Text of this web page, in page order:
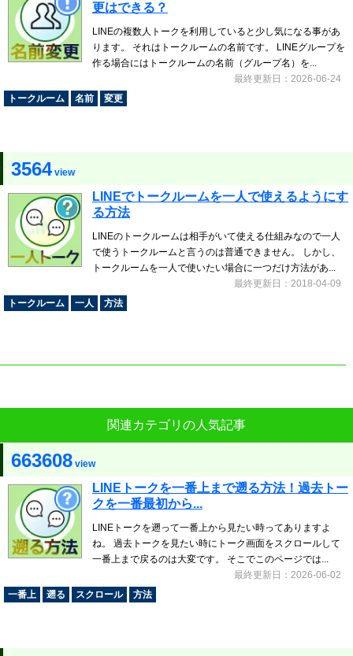
更はできる？
LINEの複数人トークを利用していると少し気になる事があ
ります。 それはトークルームの名前です。 LINEグループを
作る場合にはトークルームの名前（グループ名）を...
最終更新日：2026-06-24
トークルーム
名前 変更
3564view
LINEでトークルームを一人で使えるようにす
る方法
LINEのトークルームは相手がいて使える仕組みなので一人
で使うトークルームと言うのは普通できません。 しかし、
トークルームを一人で使いたい場合に一つだけ方法があ...
最終更新日：2018-04-09
トークルーム
一人 方法
関連カテゴリの人気記事
663608 view
LINEトークを一番上まで遡る方法！過去トー
クを一番最初から...
LINEトークを遡って一番上から見たい時ってありますよ
ね。 過去トークを見たい時にトーク画面をスクロールして
一番上まで戻るのは大変です。 そこでこのページでは...
最終更新日：2026-06-02
一番上
遡る スクロール 方法